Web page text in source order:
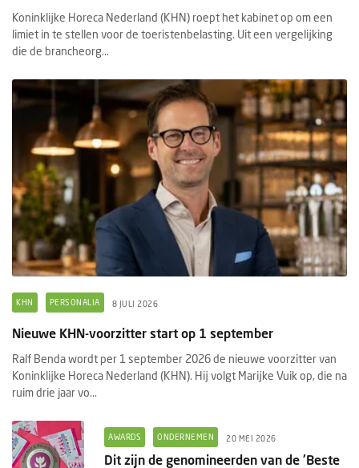
Koninklijke Horeca Nederland (KHN) roept het kabinet op om een
limiet in te stellen voor de toeristenbelasting. Uit een vergelijking
die de brancheorg...
KHN PERSONALIA 8 JULI 2026
Nieuwe KHN-voorzitter start op 1 september
Ralf Benda wordt per 1 september 2026 de nieuwe voorzitter van
Koninklijke Horeca Nederland (KHN). Hij volgt Marijke Vuik op, die na
ruim drie jaar vo...
AWARDS ONDERNEMEN 20 MEI 2026
Dit zijn de genomineerden van de 'Beste